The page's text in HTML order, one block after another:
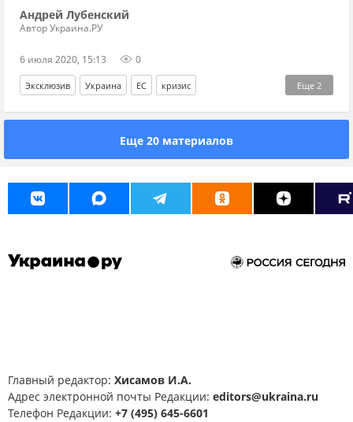
Андрей Лубенский
Автор Украина.РУ
6 июля 2020, 15:13 0
Еще 2
Эксклюзив Украина ЕС кризис
промышленность Владимир Зеленский
Еще 20 материалов
Главный редактор: Хисамов И.А.
Адрес электронной почты Редакции: editors@ukraina.ru
Телефон Редакции: +7 (495) 645-6601